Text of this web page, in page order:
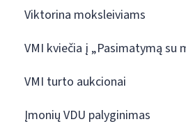
Viktorina moksleiviams
VMI kviečia į „Pasimatymą su
VMI turto aukcionai
Įmonių VDU palyginimas